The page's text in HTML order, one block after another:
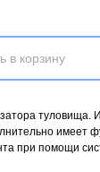
в корзину
туловища.
имеет
при помощи